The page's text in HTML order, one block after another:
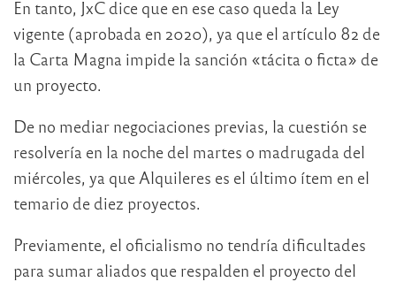
En tanto, JxC dice que en ese caso queda la Ley
vigente (aprobada en 2020), ya que el artículo 82 de
la Carta Magna impide la sanción «tácita o ficta» de
un proyecto.
De no mediar negociaciones previas, la cuestión se
resolvería en la noche del martes o madrugada del
miércoles, ya que Alquileres es el último ítem en el
temario de diez proyectos.
Previamente, el oficialismo no tendría dificultades
para sumar aliados que respalden el proyecto del